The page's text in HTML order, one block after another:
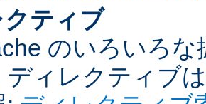
ティブ
のいろいろ
ディレクティブ